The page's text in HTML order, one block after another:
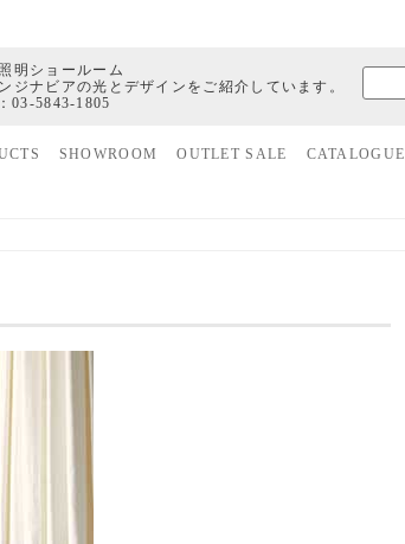
明ショールーム
ジナビアの光とデザインをご紹介しています。
03-5843-1805
SHOWROOM OUTLET SALE CATALOGUE